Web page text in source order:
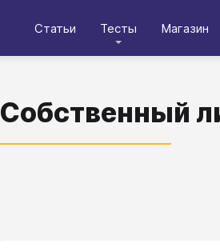
Статьи Тесты Магазин
Собственный